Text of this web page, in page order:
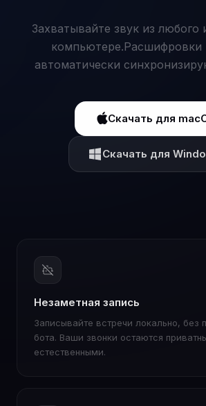
Захватывайте звук из любого
компьютере.Расшифровки
автоматически
Скачать для
Скачать для
Незаметная запись
Записывайте встречи локально, без
бота. Ваши звонки остаются
естественными.